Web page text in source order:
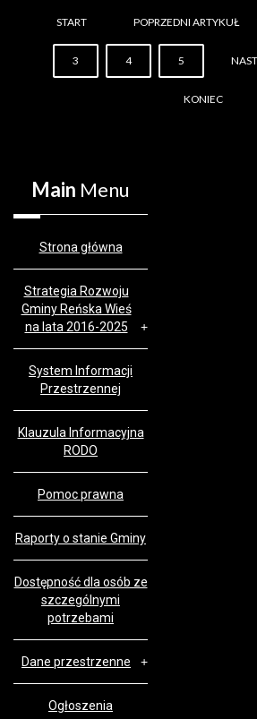
START POPRZEDNI ARTYKUŁ
3 4 5
KONIEC
Main Menu
Strona główna
Strategia Rozwoju
Gminy Reńska Wieś
na lata 2016-2025
System Informacji
Przestrzennej
Klauzula Informacyjna
RODO
Pomoc prawna
Raporty o stanie Gminy
Dostępność dla osób ze
szczególnymi
potrzebami
Dane przestrzenne
Ogłoszenia